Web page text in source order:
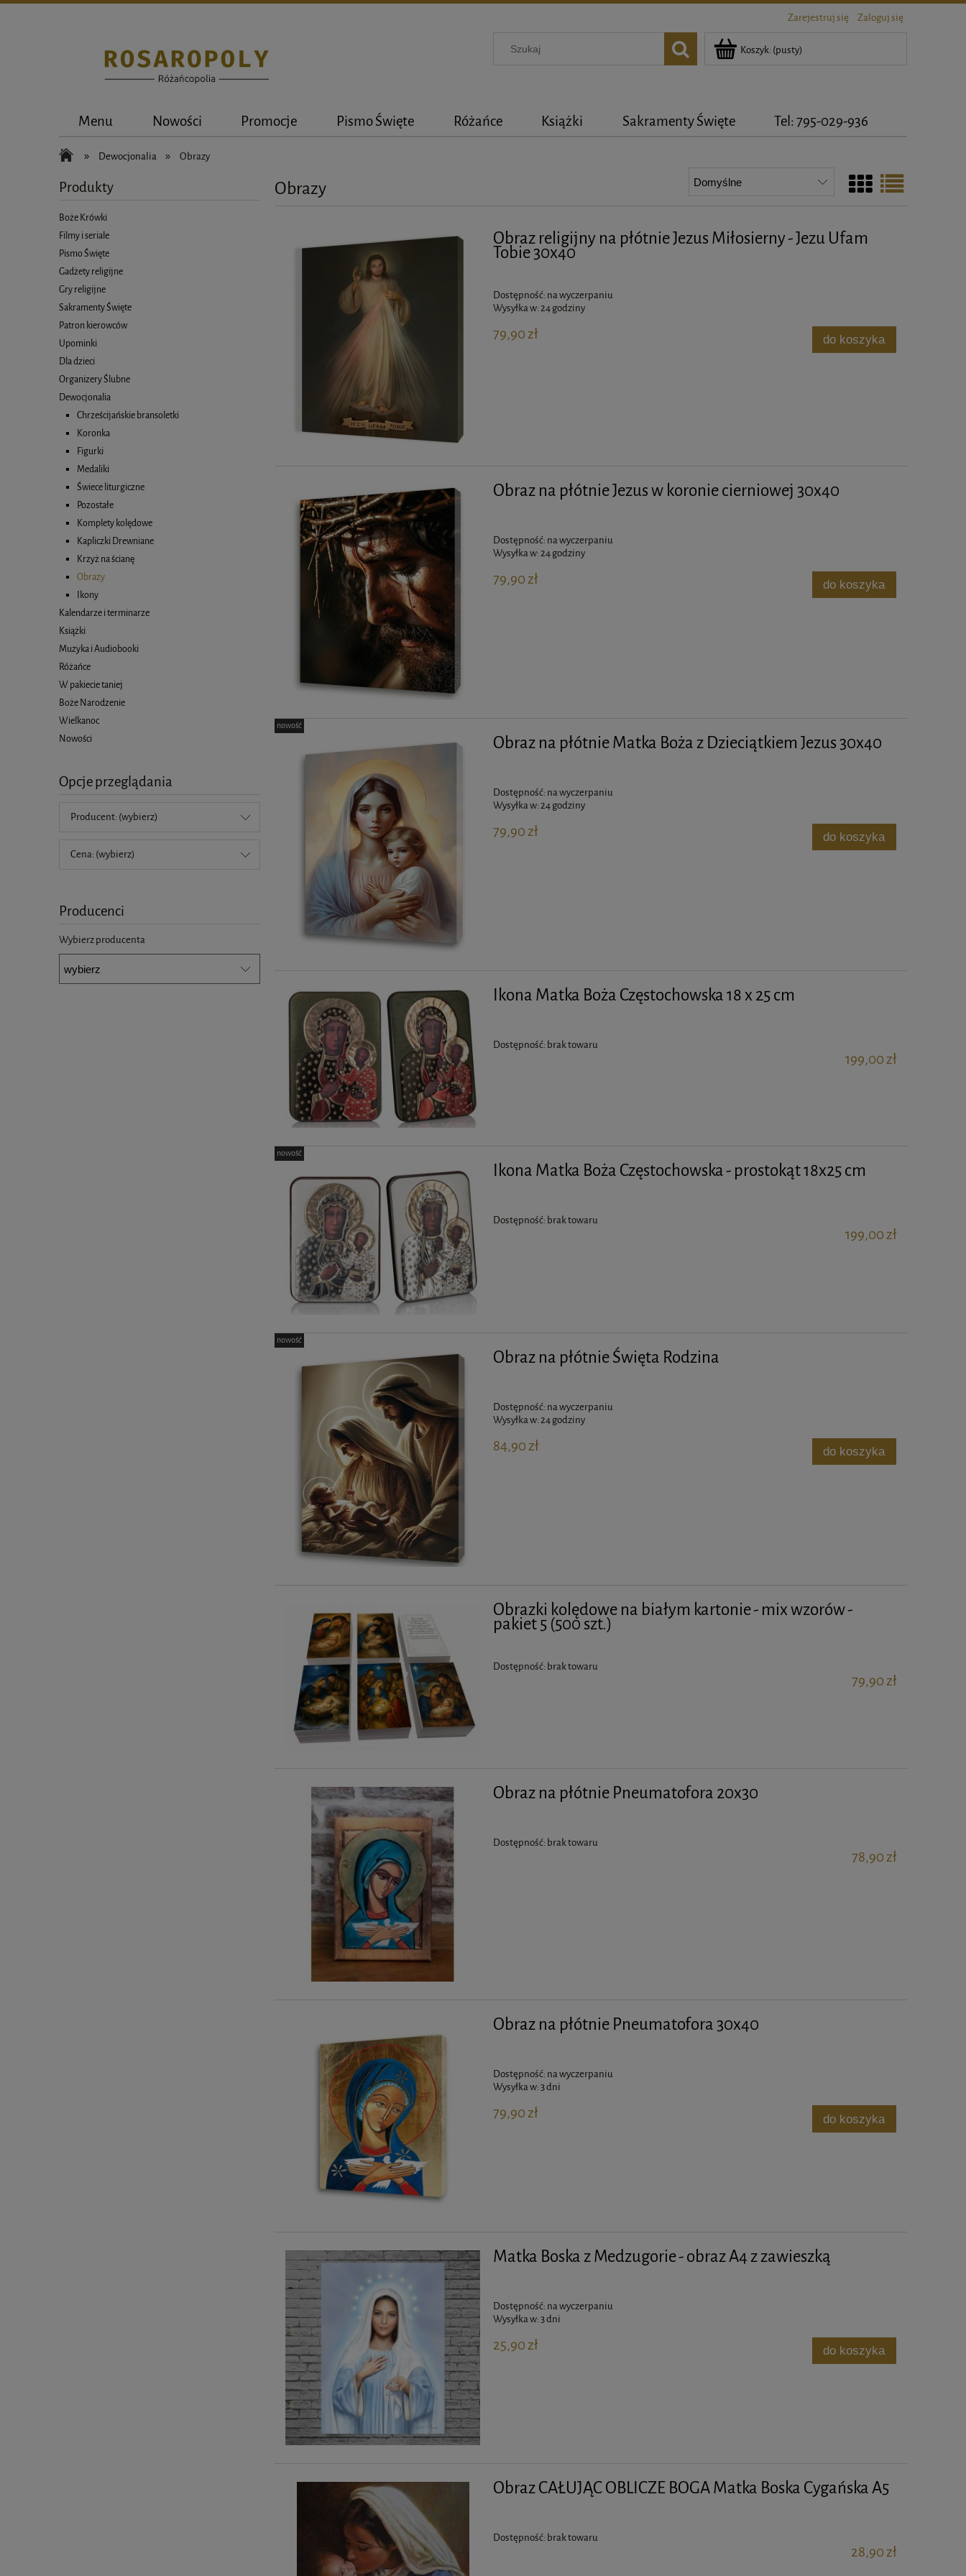
Zarejestruj się Zaloguj się
Koszyk: (pusty)
Menu Nowości Promocje Pismo Święte Różańce Książki Sakramenty Święte Tel: 795-029-936
» Dewocjonalia » Obrazy
Produkty
Boże Krówki
Filmy i seriale
Pismo Święte
Gadżety religijne
Gry religijne
Sakramenty Święte
Patron kierowców
Upominki
Dla dzieci
Organizery Ślubne
Dewocjonalia
Chrześcijańskie bransoletki
Koronka
Figurki
Medaliki
Świece liturgiczne
Pozostałe
Komplety kolędowe
Kapliczki Drewniane
Krzyż na ścianę
Obrazy
Ikony
Kalendarze i terminarze
Książki
Muzyka i Audiobooki
Różańce
W pakiecie taniej
Boże Narodzenie
Wielkanoc
Nowości
Opcje przeglądania
Producent: (wybierz)
Cena: (wybierz)
Producenci
Wybierz producenta
Obrazy
Obraz religijny na płótnie Jezus Miłosierny - Jezu Ufam
Tobie 30x40
Dostępność: na wyczerpaniu
Wysyłka w:24 godziny
79,90 zł do koszyka
Obraz na płótnie Jezus w koronie cierniowej 30x40
Dostępność: na wyczerpaniu
Wysyłka w:24 godziny
79,90 zł do koszyka
Obraz na płótnie Matka Boża z Dzieciątkiem Jezus 30x40
Dostępność: na wyczerpaniu
Wysyłka w:24 godziny
79,90 zł do koszyka
nowość
Ikona Matka Boża Częstochowska 18 x 25 cm
Dostępność: brak towaru
199,00 zł
Ikona Matka Boża Częstochowska - prostokąt 18x25 cm
Dostępność: brak towaru
199,00 zł
nowość
Obraz na płótnie Święta Rodzina
Dostępność: na wyczerpaniu
Wysyłka w:24 godziny
84,90 zł do koszyka
nowość
Obrazki kolędowe na białym kartonie - mix wzorów -
pakiet 5 (500 szt.)
Dostępność: brak towaru
79,90 zł
Obraz na płótnie Pneumatofora 20x30
Dostępność: brak towaru
78,90 zł
Obraz na płótnie Pneumatofora 30x40
Dostępność: na wyczerpaniu
Wysyłka w:3 dni
79,90 zł do koszyka
Matka Boska z Medzugorie - obraz A4 z zawieszką
Dostępność: na wyczerpaniu
Wysyłka w:3 dni
25,90 zł do koszyka
Obraz CAŁUJĄC OBLICZE BOGA Matka Boska Cygańska A5
Dostępność: brak towaru
28,90 zł